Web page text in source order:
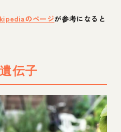
のページが参考になると
伝子